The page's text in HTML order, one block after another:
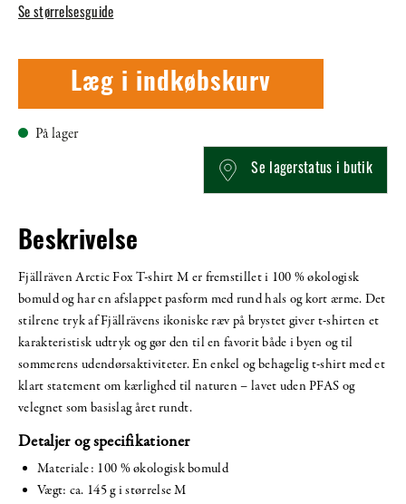
Se størrelsesguide
Læg i indkøbskurv
På lager
Se lagerstatus i butik
Beskrivelse
Fjällräven Arctic Fox T-shirt M er fremstillet i 100 % økologisk
bomuld og har en afslappet pasform med rund hals og kort ærme. Det
stilrene tryk af Fjällrävens ikoniske ræv på brystet giver t-shirten et
karakteristisk udtryk og gør den til en favorit både i byen og til
sommerens udendørsaktiviteter. En enkel og behagelig t-shirt med et
klart statement om kærlighed til naturen – lavet uden PFAS og
velegnet som basislag året rundt.
Detaljer og specifikationer
Materiale: 100 % økologisk bomuld
Vægt: ca. 145 g i størrelse M